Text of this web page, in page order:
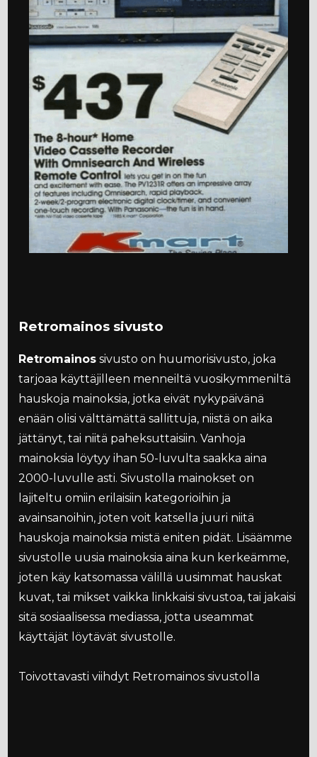
Retromainos sivusto
Retromainos sivusto on huumorisivusto, joka
tarjoaa käyttäjilleen menneiltä vuosikymmeniltä
hauskoja mainoksia, jotka eivät nykypäivänä
enään olisi välttämättä sallittuja, niistä on aika
jättänyt, tai niitä paheksuttaisiin. Vanhoja
mainoksia löytyy ihan 50-luvulta saakka aina
2000-luvulle asti. Sivustolla mainokset on
lajiteltu omiin erilaisiin kategorioihin ja
avainsanoihin, joten voit katsella juuri niitä
hauskoja mainoksia mistä eniten pidät. Lisäämme
sivustolle uusia mainoksia aina kun kerkeämme,
joten käy katsomassa välillä uusimmat hauskat
kuvat, tai mikset vaikka linkkaisi sivustoa, tai jakaisi
sitä sosiaalisessa mediassa, jotta useammat
käyttäjät löytävät sivustolle.
Toivottavasti viihdyt Retromainos sivustolla